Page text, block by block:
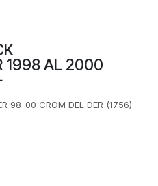
1998 AL 2000
98-00 CROM DEL DER (1756)